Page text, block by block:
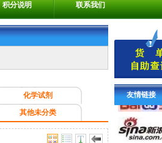
积分说明 联系我们
化学试剂
其他未分类
友情链接